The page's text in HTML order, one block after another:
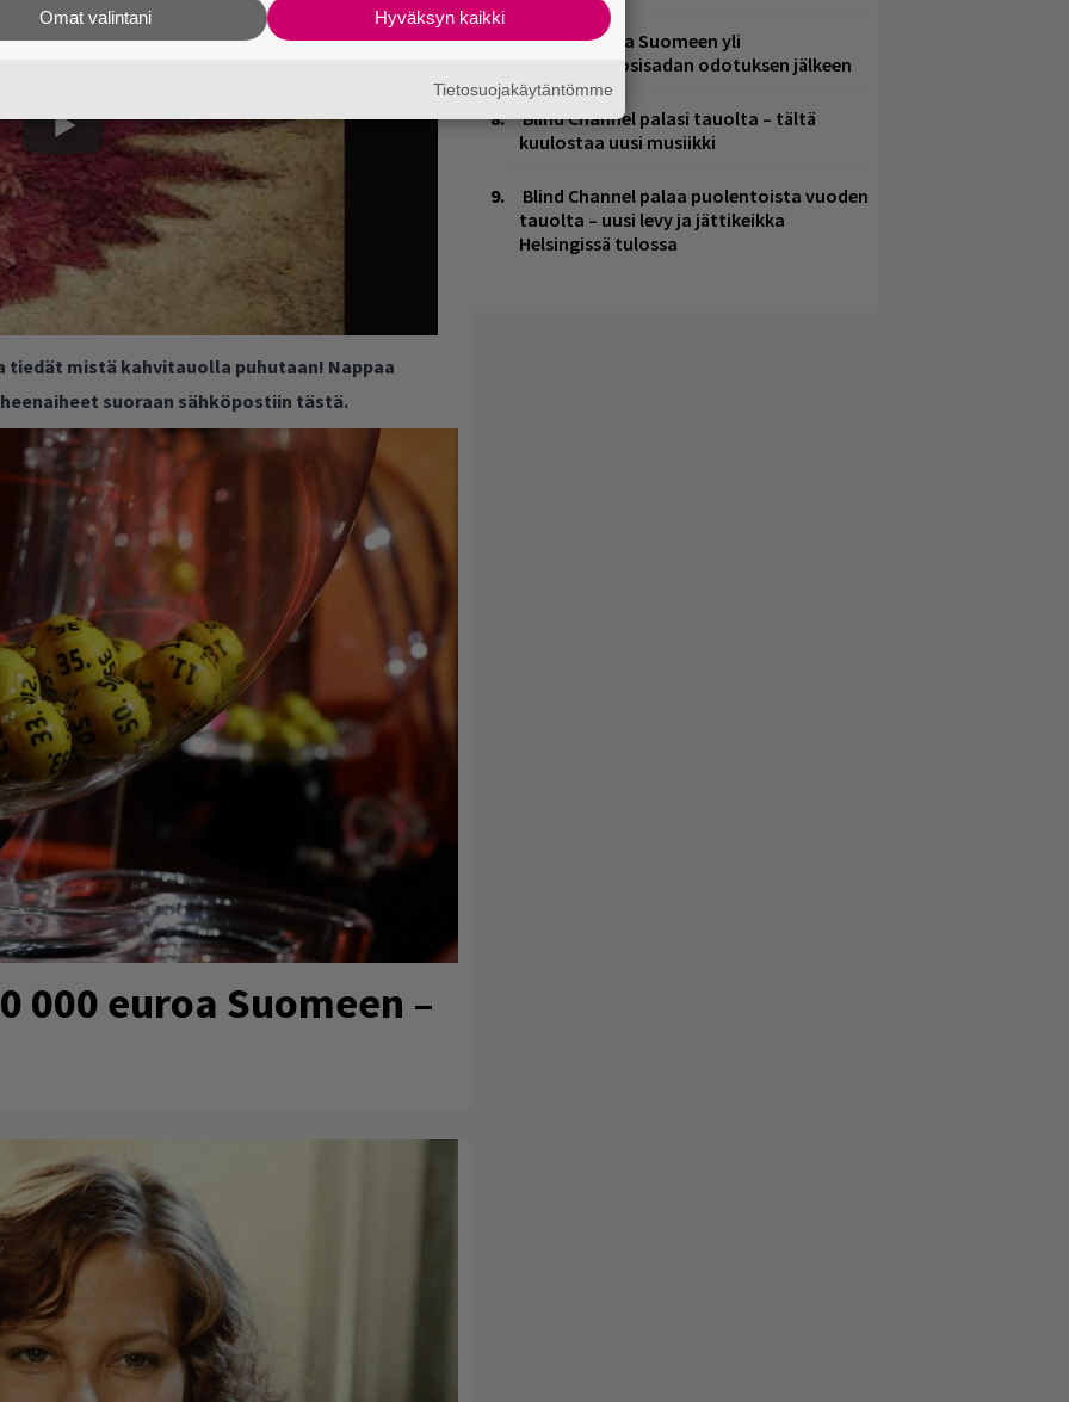
tiedät mistä kahvitauolla puhutaan! Nappaa
suoraan sähköpostiin tästä.
000 euroa Suomeen –
Weezer palaa Suomeen yli
neljännesvuosisadan odotuksen jälkeen
Blind Channel palasi tauolta – tältä
kuulostaa uusi musiikki
Blind Channel palaa puolentoista vuoden
tauolta – uusi levy ja jättikeikka
Helsingissä tulossa
Hyväksyn kaikki
Omat valintani
Tietosuojakäytäntömme